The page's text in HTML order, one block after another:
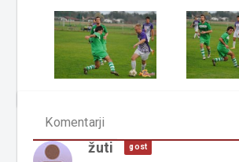
Komentarji
žuti gost